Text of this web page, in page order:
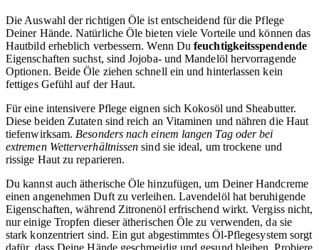
Die Auswahl der richtigen Öle ist entscheidend für die Pflege
Deiner Hände. Natürliche Öle bieten viele Vorteile und können das
Hautbild erheblich verbessern. Wenn Dufeuchtigkeitsspendende
Eigenschaften suchst, sind Jojoba- und Mandelöl hervorragende
Optionen. Beide Öle ziehen schnell ein und hinterlassen kein
fettiges Gefühl auf der Haut.
Für eine intensivere Pflege eignen sich Kokosöl und Sheabutter.
Diese beiden Zutaten sind reich an Vitaminen und nähren die Haut
tiefenwirksam. Besonders nach einem langen Tag oder bei
extremen Wetterverhältnissen sind sie ideal, um trockene und
rissige Haut zu reparieren.
Du kannst auch ätherische Öle hinzufügen, um Deiner Handcreme
einen angenehmen Duft zu verleihen. Lavendelöl hat beruhigende
Eigenschaften, während Zitronenöl erfrischend wirkt. Vergiss nicht,
nur einige Tropfen dieser ätherischen Öle zu verwenden, da sie
stark konzentriert sind. Ein gut abgestimmtes Öl-Pflegesystem sorgt
dafür, dass Deine Hände geschmeidig und gesund bleiben. Probiere